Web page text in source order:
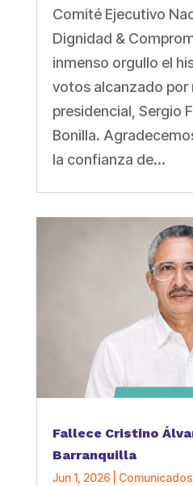
Comité Ejecutivo
Dignidad &
inmenso orgullo el
votos alcanzado por
presidencial, Sergio
Bonilla.
la confianza de...
Fallece Cristino
Barranquilla
Jun 1, 2026 Comunicados